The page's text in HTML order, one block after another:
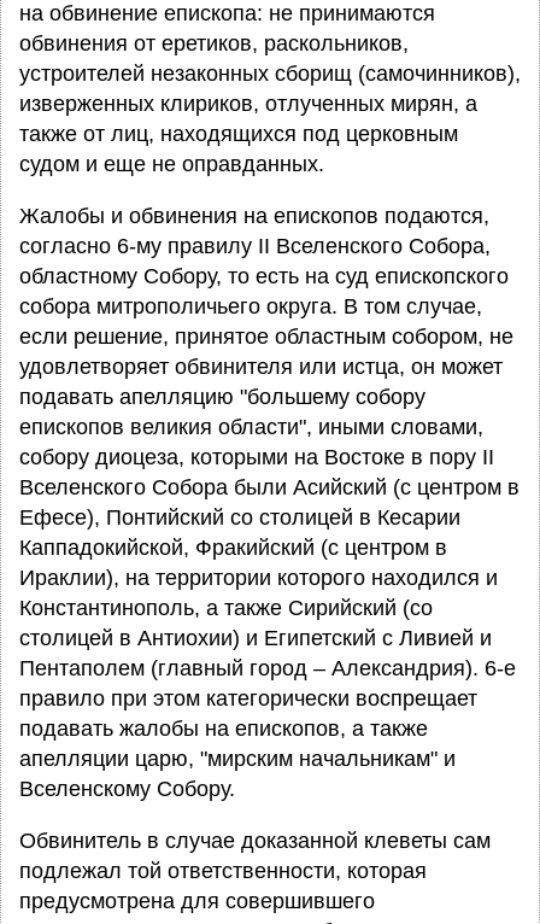
на обвинение епископа: не принимаются
обвинения от еретиков, раскольников,
устроителей незаконных сборищ (самочинников),
изверженных клириков, отлученных мирян, а
также от лиц, находящихся под церковным
судом и еще не оправданных.
Жалобы и обвинения на епископов подаются,
согласно 6-му правилу II Вселенского Собора,
областному Собору, то есть на суд епископского
собора митрополичьего округа. В том случае,
если решение, принятое областным собором, не
удовлетворяет обвинителя или истца, он может
подавать апелляцию "большему собору
епископов великия области", иными словами,
собору диоцеза, которыми на Востоке в пору II
Вселенского Собора были Асийский (с центром в
Ефесе), Понтийский со столицей в Кесарии
Каппадокийской, Фракийский (с центром в
Ираклии), на территории которого находился и
Константинополь, а также Сирийский (со
столицей в Антиохии) и Египетский с Ливией и
Пентаполем (главный город – Александрия). 6-е
правило при этом категорически воспрещает
подавать жалобы на епископов, а также
апелляции царю, "мирским начальникам" и
Вселенскому Собору.
Обвинитель в случае доказанной клеветы сам
подлежал той ответственности, которая
предусмотрена для совершившего